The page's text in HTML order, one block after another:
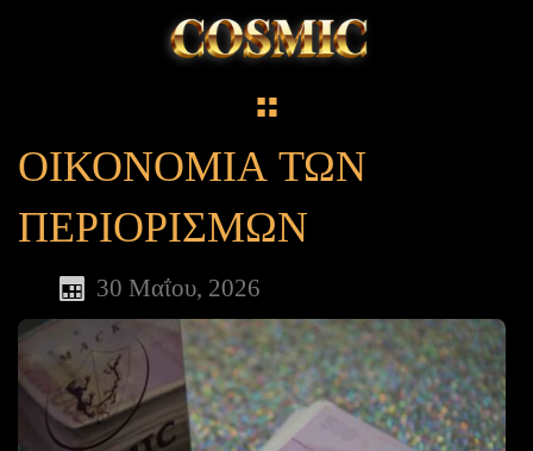
ΟΙΚΟΝΟΜΙΑ ΤΩΝ
ΠΕΡΙΟΡΙΣΜΩΝ
30 Μαΐου, 2026